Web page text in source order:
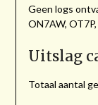
Geen logs
ON7AW,
Uitslag
Totaal aantal